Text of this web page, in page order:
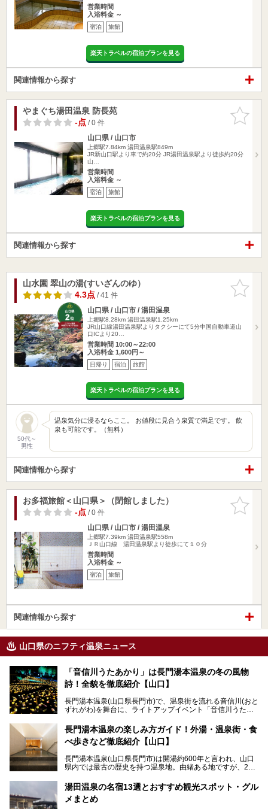
営業時間
入浴料金 ～
宿泊 旅館
楽天トラベルの宿泊プランを見る
関連情報から探す
お気に入
りに追加
やまぐち湯田温泉 防長苑
-点/ 0 件
山口県 / 山口市
上郷駅7.84km 湯田温泉駅849m
JR新山口駅より車で約20分 JR湯田温泉駅より徒歩約20分
山…
営業時間
入浴料金 ～
宿泊 旅館
楽天トラベルの宿泊プランを見る
関連情報から探す
お気に入
りに追加
山水園 翠山の湯(すいざんのゆ）
4.3点/ 41 件
山口県 / 山口市 / 湯田温泉
上郷駅8.28km 湯田温泉駅1.25km
JR山口線湯田温泉駅よりタクシーにて5分中国自動車道山
口ICより20…
営業時間 10:00～22:00
入浴料金 1,600円～
日帰り 宿泊 旅館
楽天トラベルの宿泊プランを見る
50代～
男性
温泉気分に浸るならここ。 お値段に見合う泉質で満足です。 飲
泉も可能です。（無料）
関連情報から探す
お気に入
りに追加
お多福旅館＜山口県＞（閉館しました）
-点/ 0 件
山口県 / 山口市 / 湯田温泉
上郷駅7.39km 湯田温泉駅558m
ＪＲ山口線 湯田温泉駅より徒歩にて１０分
営業時間
入浴料金 ～
宿泊 旅館
関連情報から探す
山口県のニフティ温泉ニュース
「音信川うたあかり」は長門湯本温泉の冬の風物
詩！全貌を徹底紹介【山口】
長門湯本温泉(山口県長門市)で、温泉街を流れる音信川(おと
ずれがわ)を舞台に、ライトアップイベント「音信川うたあ
～3月3日(日)。詩のナレーションや音楽に合わせた幻想的な
光の演出や、地元児童生徒が製作した作品などを設置。温泉
街を一段と輝かせてくれます。
今回は筆者自ら「音信川うたあかり2024」を体験し、その
全貌を徹底紹介。また同時期に開催されている「湯道展in長
長門湯本温泉の楽しみ方ガイド！外湯・温泉街・食
べ歩きなど徹底紹介【山口】
長門湯本温泉(山口県長門市)は開湯約600年と言われ、山口
県内では最古の歴史を持つ温泉地。由緒ある地ですが、202
生まれ変わりました。
今回は、外湯(日帰り入浴施設)である「恩湯」をはじめ、温
湯田温泉の名宿13選とおすすめ観光スポット・グル
メまとめ